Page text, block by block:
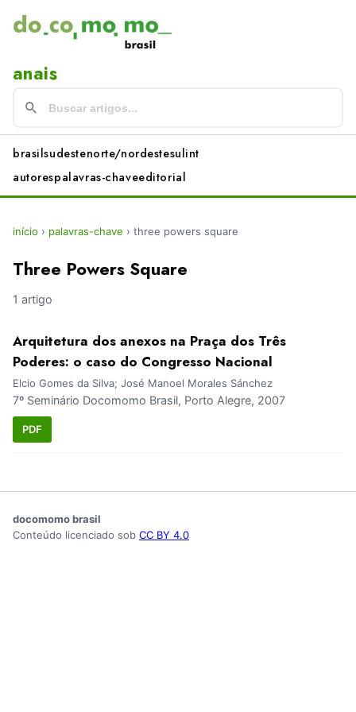
anais
brasilsudestenorte/nordestesulint
autorespalavras-chaveeditorial
início › palavras-chave › three powers square
Three Powers Square
1 artigo
Arquitetura dos anexos na Praça dos Três
Poderes: o caso do Congresso Nacional
Elcio Gomes da Silva; José Manoel Morales Sánchez
7º Seminário Docomomo Brasil, Porto Alegre, 2007
PDF
docomomo brasil
Conteúdo licenciado sob CC BY 4.0